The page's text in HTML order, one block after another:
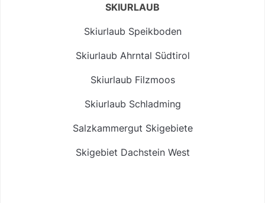
SKIURLAUB
Skiurlaub Speikboden
Skiurlaub Ahrntal Südtirol
Skiurlaub Filzmoos
Skiurlaub Schladming
Salzkammergut Skigebiete
Skigebiet Dachstein West